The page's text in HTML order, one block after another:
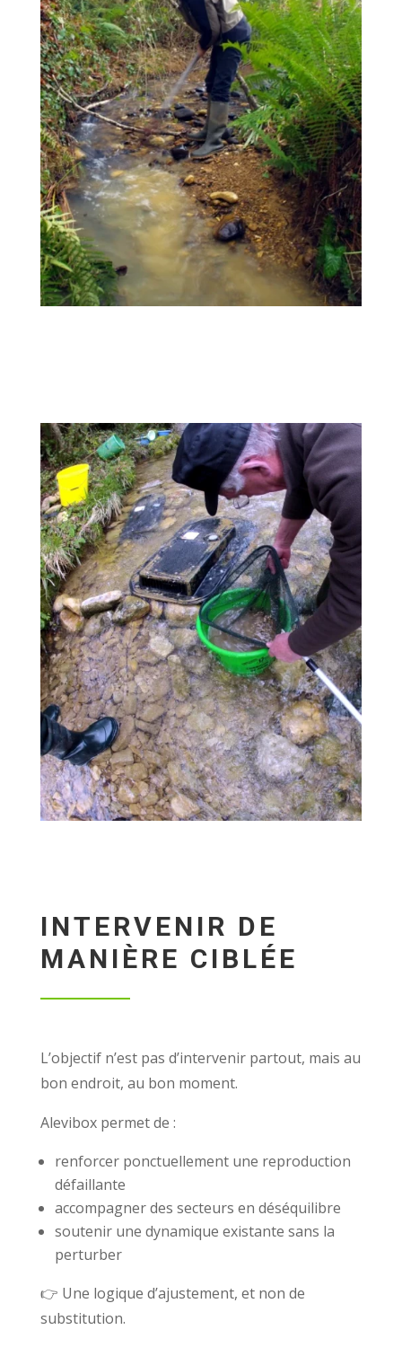
INTERVENIR DE
MANIÈRE CIBLÉE
L’objectif n’est pas d’intervenir partout, mais au
bon endroit, au bon moment.
Alevibox permet de :
renforcer ponctuellement une reproduction
défaillante
accompagner des secteurs en déséquilibre
soutenir une dynamique existante sans la
perturber
👉 Une logique d’ajustement, et non de
substitution.